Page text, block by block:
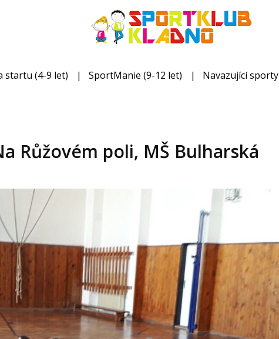
startu (4-9 let) SportManie (9-12 let) Navazující sporty
Růžovém poli, MŠ Bulharská